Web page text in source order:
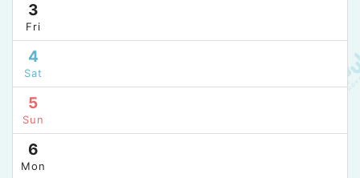
3
Fri
4
Sat
5
Sun
6
Mon